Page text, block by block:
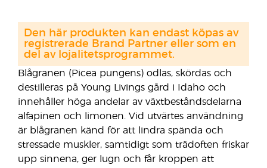
Blågranen (Picea pungens) odlas, skördas och
destilleras på Young Livings gård i Idaho och
innehåller höga andelar av växtbeståndsdelarna
alfapinen och limonen. Vid utvärtes användning
är blågranen känd för att lindra spända och
stressade muskler, samtidigt som trädoften friskar
upp sinnena, ger lugn och får kroppen att
Den här produkten kan endast köpas av
registrerade Brand Partner eller som en
del av lojalitetsprogrammet.